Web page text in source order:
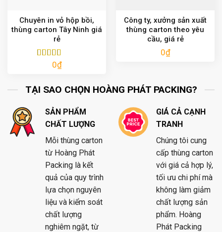
Chuyên in vỏ hộp bồi,
thùng carton Tây Ninh giá
rẻ
Được xếp
0₫
Công ty, xưởng sản xuất
thùng carton theo yêu
cầu, giá rẻ
0₫
TẠI SAO CHỌN HOÀNG PHÁT PACKING?
SẢN PHẨM
CHẤT LƯỢNG
Mỗi thùng carton
từ Hoàng Phát
Packing là kết
quả của quy trình
lựa chọn nguyên
liệu và kiểm soát
chất lượng
nghiêm ngặt, từ
GIÁ CẢ CẠNH
TRANH
Chúng tôi cung
cấp thùng carton
với giá cả hợp lý,
tối ưu chi phí mà
không làm giảm
chất lượng sản
phẩm. Hoàng
Phát Packing